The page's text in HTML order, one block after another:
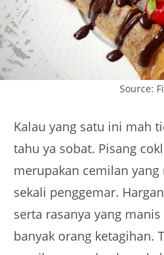
Source:
Kalau yang satu ini mah
tahu ya sobat. Pisang
merupakan cemilan
sekali penggemar.
serta rasanya yang
banyak orang ketagihan.